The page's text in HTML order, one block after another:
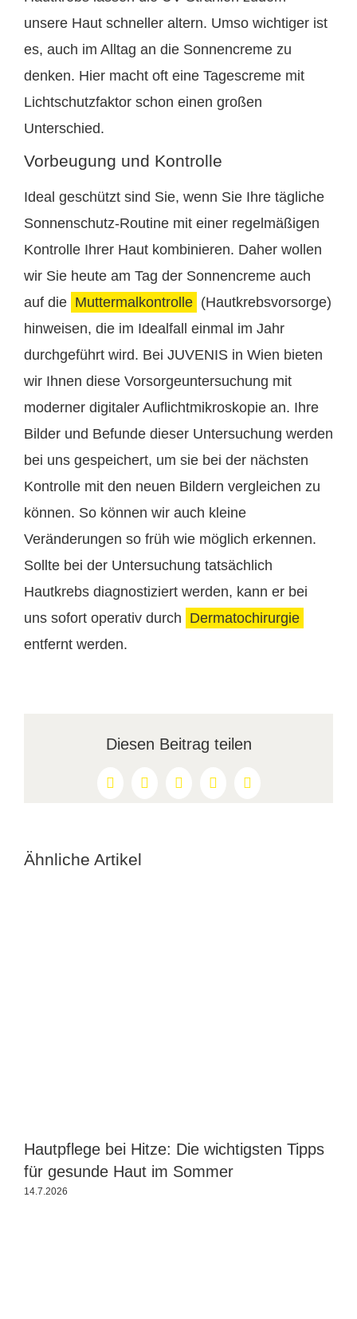
unsere Haut schneller altern. Umso wichtiger ist
es, auch im Alltag an die Sonnencreme zu
denken. Hier macht oft eine Tagescreme mit
Lichtschutzfaktor schon einen großen
Unterschied.
Vorbeugung und Kontrolle
Ideal geschützt sind Sie, wenn Sie Ihre tägliche
Sonnenschutz-Routine mit einer regelmäßigen
Kontrolle Ihrer Haut kombinieren. Daher wollen
wir Sie heute am Tag der Sonnencreme auch
auf die Muttermalkontrolle (Hautkrebsvorsorge)
hinweisen, die im Idealfall einmal im Jahr
durchgeführt wird. Bei JUVENIS in Wien bieten
wir Ihnen diese Vorsorgeuntersuchung mit
moderner digitaler Auflichtmikroskopie an. Ihre
Bilder und Befunde dieser Untersuchung werden
bei uns gespeichert, um sie bei der nächsten
Kontrolle mit den neuen Bildern vergleichen zu
können. So können wir auch kleine
Veränderungen so früh wie möglich erkennen.
Sollte bei der Untersuchung tatsächlich
Hautkrebs diagnostiziert werden, kann er bei
uns sofort operativ durch Dermatochirurgie
entfernt werden.
Diesen Beitrag teilen
Facebook
X RedditLinkedInPinterest
Ähnliche Artikel
Hautpflege bei Hitze: Die wichtigsten Tipps
für gesunde Haut im Sommer
14.7.2026